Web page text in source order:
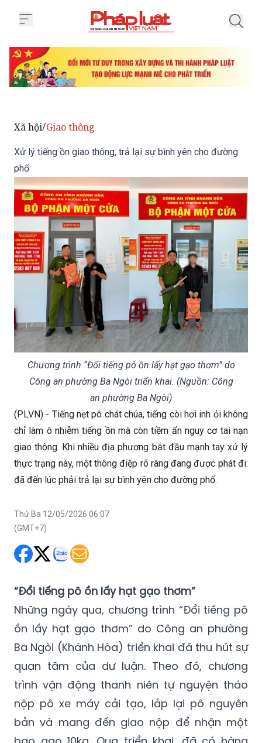
Xã hội/Giao thông
Xử lý tiếng ồn giao thông, trả lại sự bình yên cho đường
phố
Chương trình “Đổi tiếng pô ồn lấy hạt gạo thơm” do
Công an phường Ba Ngòi triển khai. (Nguồn: Công
an phường Ba Ngòi)
(PLVN) - Tiếng nẹt pô chát chúa, tiếng còi hơi inh ỏi không
chỉ làm ô nhiễm tiếng ồn mà còn tiềm ẩn nguy cơ tai nạn
giao thông. Khi nhiều địa phương bắt đầu mạnh tay xử lý
thực trạng này, một thông điệp rõ ràng đang được phát đi:
đã đến lúc phải trả lại sự bình yên cho đường phố.
Thứ Ba 12/05/2026 06:07
(GMT+7)
“Đổi tiếng pô ồn lấy hạt gạo thơm”
Những ngày qua, chương trình “Đổi tiếng pô
ồn lấy hạt gạo thơm” do Công an phường
Ba Ngòi (Khánh Hòa) triển khai đã thu hút sự
quan tâm của dư luận. Theo đó, chương
trình vận động thanh niên tự nguyện tháo
nộp pô xe máy cải tạo, lắp lại pô nguyên
bản và mang đến giao nộp để nhận một